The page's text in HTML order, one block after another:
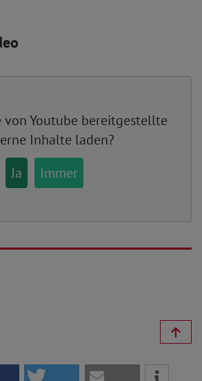
vonYoutube bereitgestellte
Inhalte laden?
Ja
Immer